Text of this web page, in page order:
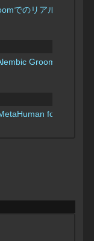
でのリアルタイム
Groomインポー
for Houdini